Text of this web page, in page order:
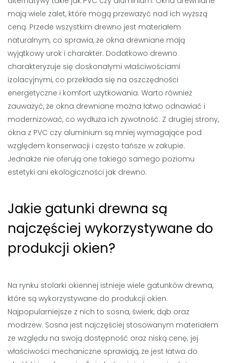
mają wiele zalet, które mogą przeważyć nad ich wyższą
ceną. Przede wszystkim drewno jest materiałem
naturalnym, co sprawia, że okna drewniane mają
wyjątkowy urok i charakter. Dodatkowo drewno
charakteryzuje się doskonałymi właściwościami
izolacyjnymi, co przekłada się na oszczędności
energetyczne i komfort użytkowania. Warto również
zauważyć, że okna drewniane można łatwo odnawiać i
modernizować, co wydłuża ich żywotność. Z drugiej strony,
okna z PVC czy aluminium są mniej wymagające pod
względem konserwacji i często tańsze w zakupie.
Jednakże nie oferują one takiego samego poziomu
estetyki ani ekologiczności jak drewno.
Jakie gatunki drewna są
najczęściej wykorzystywane do
produkcji okien?
Na rynku stolarki okiennej istnieje wiele gatunków drewna,
które są wykorzystywane do produkcji okien.
Najpopularniejsze z nich to sosna, świerk, dąb oraz
modrzew. Sosna jest najczęściej stosowanym materiałem
ze względu na swoją dostępność oraz niską cenę; jej
właściwości mechaniczne sprawiają, że jest łatwa do